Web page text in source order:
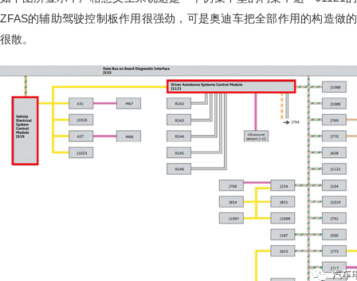
ZFAS的辅助驾驶控制板作用很强劲，可是奥迪车把全部作用的构造做的
很散。